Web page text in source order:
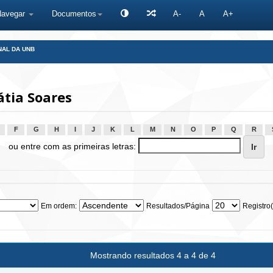
Documentos A- A A+
DA UNB
Soares
F G H J K L M N O P Q R
ou entre com as primeiras letras:
Em ordem: Resultados/Página
Mostrando resultados 4 a 4 de 4